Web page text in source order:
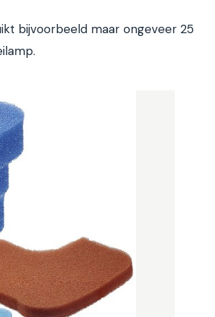
bijvoorbeeld maar ongeveer 25